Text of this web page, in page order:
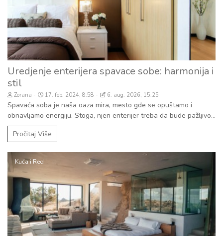
Uredjenje enterijera spavace sobe: harmonija i
stil
Zorana 17. feb. 2024, 8:58 6. aug. 2026, 15:25
Spavaća soba je naša oaza mira, mesto gde se opuštamo i
obnavljamo energiju. Stoga, njen enterijer treba da bude pažljivo...
Pročitaj Više
Kuća i Red